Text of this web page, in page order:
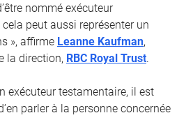
nommé exécuteur
peut aussi représenter un
», affirme Leanne Kaufman,
la direction, RBC Royal Trust.
exécuteur testamentaire, il est
parler à la personne concernée